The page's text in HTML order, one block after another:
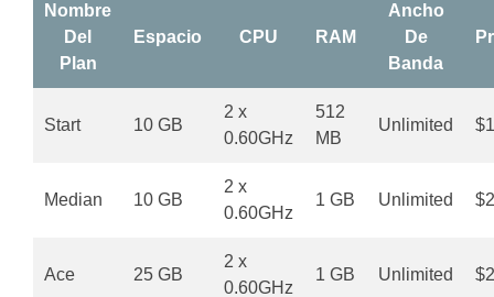
Nombre
Del
Plan
Espacio CPU RAM
Ancho
De
Banda
Start 10 GB
2 x
0.60GHz
512
MB
Unlimited
Median 10 GB
2 x
0.60GHz
1 GB Unlimited
Ace 25 GB
2 x
0.60GHz
1 GB Unlimited